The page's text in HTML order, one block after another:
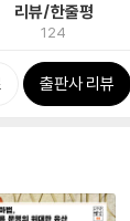
리뷰/한줄평
124
출판사 리뷰